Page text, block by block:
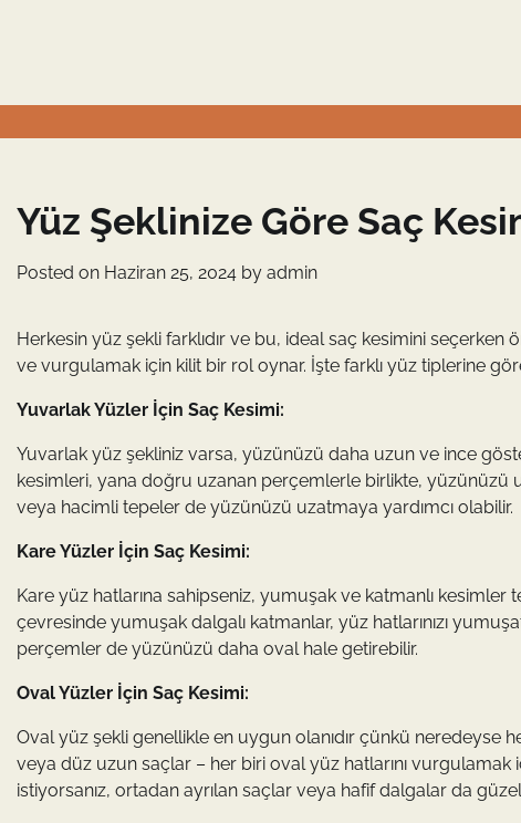
Yüz Şeklinize Göre Saç
Posted on Haziran 25, 2024 by admin
Herkesin yüz şekli farklıdır ve bu, ideal saç kesimini seçerken
ve vurgulamak için kilit bir rol oynar. İşte farklı yüz tiplerine
Yuvarlak Yüzler İçin Saç Kesimi:
Yuvarlak yüz şekliniz varsa, yüzünüzü daha uzun ve ince
kesimleri, yana doğru uzanan perçemlerle birlikte, yüzünüzü
veya hacimli tepeler de yüzünüzü uzatmaya yardımcı olabilir.
Kare Yüzler İçin Saç Kesimi:
Kare yüz hatlarına sahipseniz, yumuşak ve katmanlı
çevresinde yumuşak dalgalı katmanlar, yüz hatlarınızı
perçemler de yüzünüzü daha oval hale getirebilir.
Oval Yüzler İçin Saç Kesimi:
Oval yüz şekli genellikle en uygun olanıdır çünkü neredeyse
veya düz uzun saçlar – her biri oval yüz hatlarını vurgulamak
istiyorsanız, ortadan ayrılan saçlar veya hafif dalgalar da